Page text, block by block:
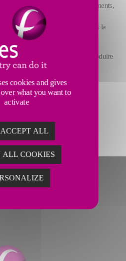
de remise à neuf des équipements,
la fabrication, et incluera un
des pièces de rechange dans la
2018 et l’atelier devrait produire
de l’année.
cookies and gives
what you want to
activate
ALL
ALL COOKIES